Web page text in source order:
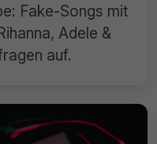
Fake-Songs mit
Adele &
auf.